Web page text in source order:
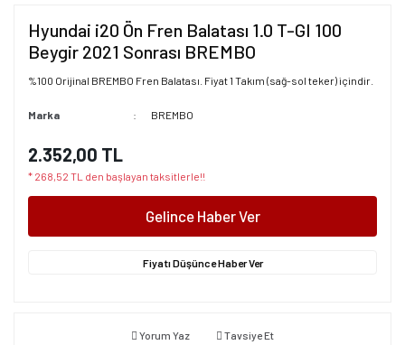
Hyundai i20 Ön Fren Balatası 1.0 T-GI 100
Beygir 2021 Sonrası BREMBO
%100 Orijinal BREMBO Fren Balatası. Fiyat 1 Takım (sağ-sol teker) içindir.
Marka BREMBO
2.352,00 TL
* 268,52 TL den başlayan taksitlerle!!
Gelince Haber Ver
Fiyatı Düşünce Haber Ver
Yorum Yaz Tavsiye Et